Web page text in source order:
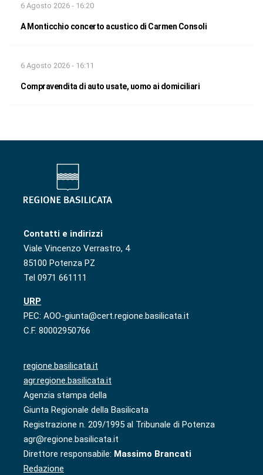
6 Agosto 2026 - 16:20
A Monticchio concerto acustico di Carmen Consoli
6 Agosto 2026 - 16:11
Compravendita di auto usate, uomo ai domiciliari
Contatti e indirizzi
Viale Vincenzo Verrastro, 4
85100 Potenza PZ
Tel 0971 661111
URP
PEC: AOO-giunta@cert.regione.basilicata.it
C.F. 80002950766
regione.basilicata.it
agr.regione.basilicata.it
Agenzia stampa della
Giunta Regionale della Basilicata
Registrazione n. 209/1995 al Tribunale di Potenza
agr@regione.basilicata.it
Direttore responsabile: Massimo Brancati
Redazione